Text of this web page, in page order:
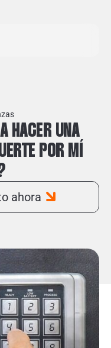
HACER UNA
POR MÍ
ahora